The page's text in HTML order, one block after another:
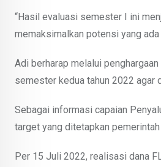
“Hasil evaluasi semester I ini
memaksimalkan potensi yang
Adi berharap melalui
semester kedua tahun 2022 agar
Sebagai informasi capaian
target yang ditetapkan
Per 15 Juli 2022, realisasi dana